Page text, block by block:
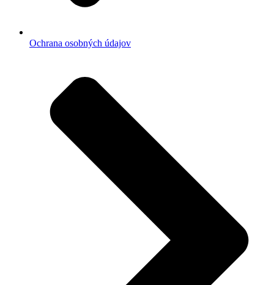
Ochrana osobných údajov